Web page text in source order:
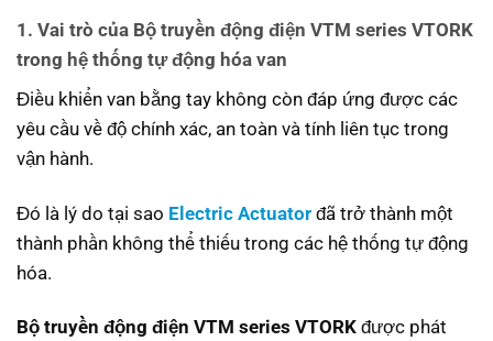
1. Vai trò của Bộ truyền động điện VTM series VTORK
trong hệ thống tự động hóa van
Điều khiển van bằng tay không còn đáp ứng được các
yêu cầu về độ chính xác, an toàn và tính liên tục trong
vận hành.
Đó là lý do tại sao Electric Actuator đã trở thành một
thành phần không thể thiếu trong các hệ thống tự động
hóa.
Bộ truyền động điện VTM series VTORK được phát